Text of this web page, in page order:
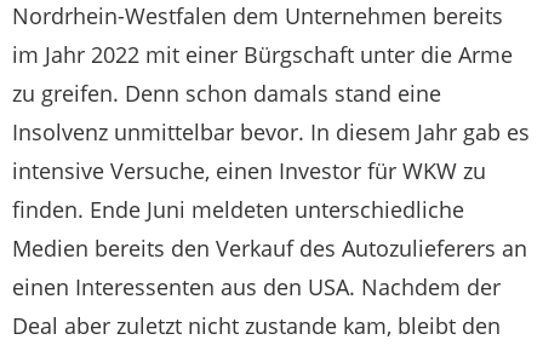
Nordrhein-Westfalen dem Unternehmen bereits
im Jahr 2022 mit einer Bürgschaft unter die Arme
zu greifen. Denn schon damals stand eine
Insolvenz unmittelbar bevor. In diesem Jahr gab es
intensive Versuche, einen Investor für WKW zu
finden. Ende Juni meldeten unterschiedliche
Medien bereits den Verkauf des Autozulieferers an
einen Interessenten aus den USA. Nachdem der
Deal aber zuletzt nicht zustande kam, bleibt den